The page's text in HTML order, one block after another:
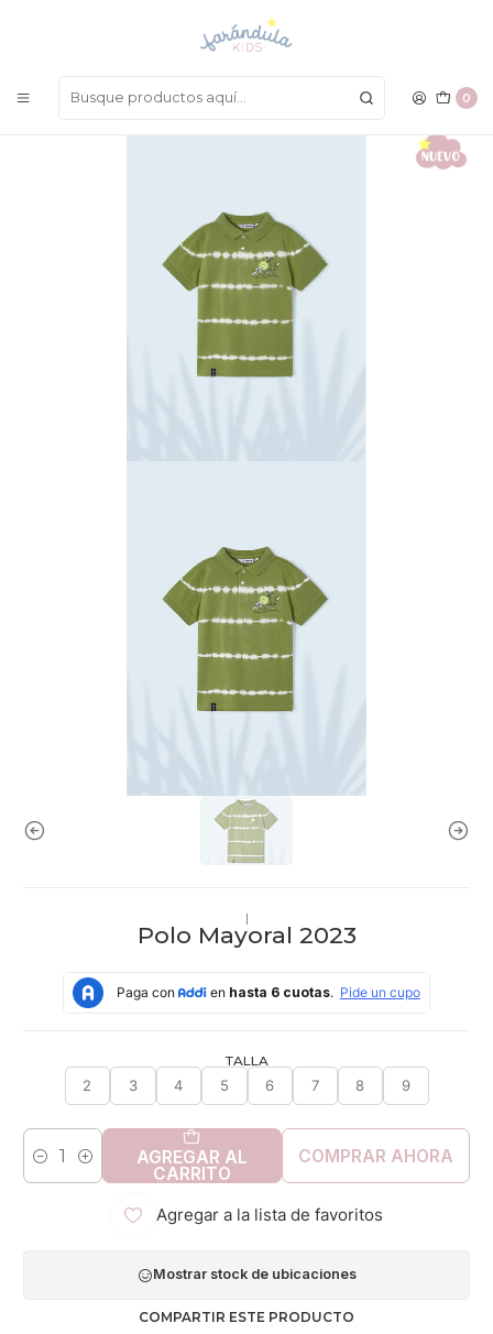
0
LAS MEJORES PRENDAS A UN SOLO CLICK
|
Polo Mayoral 2023
TALLA
2
3 4 5 6 7 8 9
Cantidad AGREGAR AL
CARRITO
COMPRAR AHORA
Agregar a la lista de favoritos
Mostrar stock de ubicaciones
COMPARTIR ESTE PRODUCTO